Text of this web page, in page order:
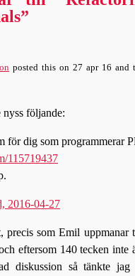
posted this on 27 apr 16 and
följande:
för dig som programmerar
115719437
2016-04-27
precis som Emil uppmanar
eftersom 140 tecken inte
diskussion så tänkte